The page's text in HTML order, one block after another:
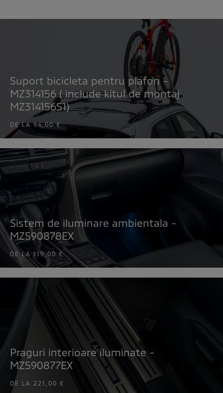
Suport bicicleta pentru plafon -
MZ314156 ( include kitul de montaj
MZ314156S1)
DE LA94,00 €
Sistem de iluminare ambientala -
MZ590878EX
DE LA119,00 €
Praguri interioare iluminate -
MZ590877EX
DE LA 221,00 €